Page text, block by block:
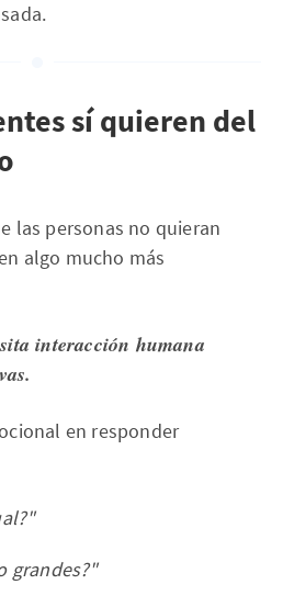
sí quieren del
las personas no quieran
algo mucho más
interacción humana
en responder
grandes?"